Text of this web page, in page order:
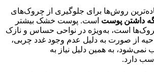
روش‌ها برای جلوگیری از چروک‌های
داشتن پوست است. پوست خشک بیشتر
است، به‌ویژه در نواحی حساس و نازک
از صورت به دلیل عدم وجود غدد چربی،
به همین دلیل نیاز به
دارد.